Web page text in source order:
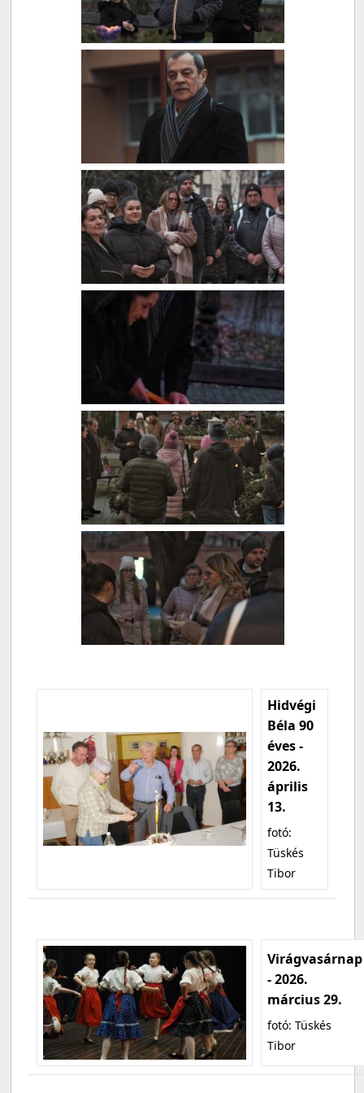
Hidvégi
Béla 90
éves -
2026.
április
13.
fotó:
Tüskés
Tibor
Virágvasárnap
- 2026.
március 29.
fotó: Tüskés
Tibor